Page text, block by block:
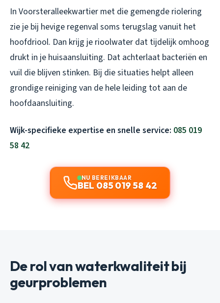
In Voorsteralleekwartier met die gemengde riolering
zie je bij hevige regenval soms terugslag vanuit het
hoofdriool. Dan krijg je rioolwater dat tijdelijk omhoog
drukt in je huisaansluiting. Dat achterlaat bacteriën en
vuil die blijven stinken. Bij die situaties helpt alleen
grondige reiniging van de hele leiding tot aan de
hoofdaansluiting.
Wijk-specifieke expertise en snelle service: 085 019
58 42
NU BEREIKBAAR
BEL 085 019 58 42
De rol van waterkwaliteit bij
geurproblemen